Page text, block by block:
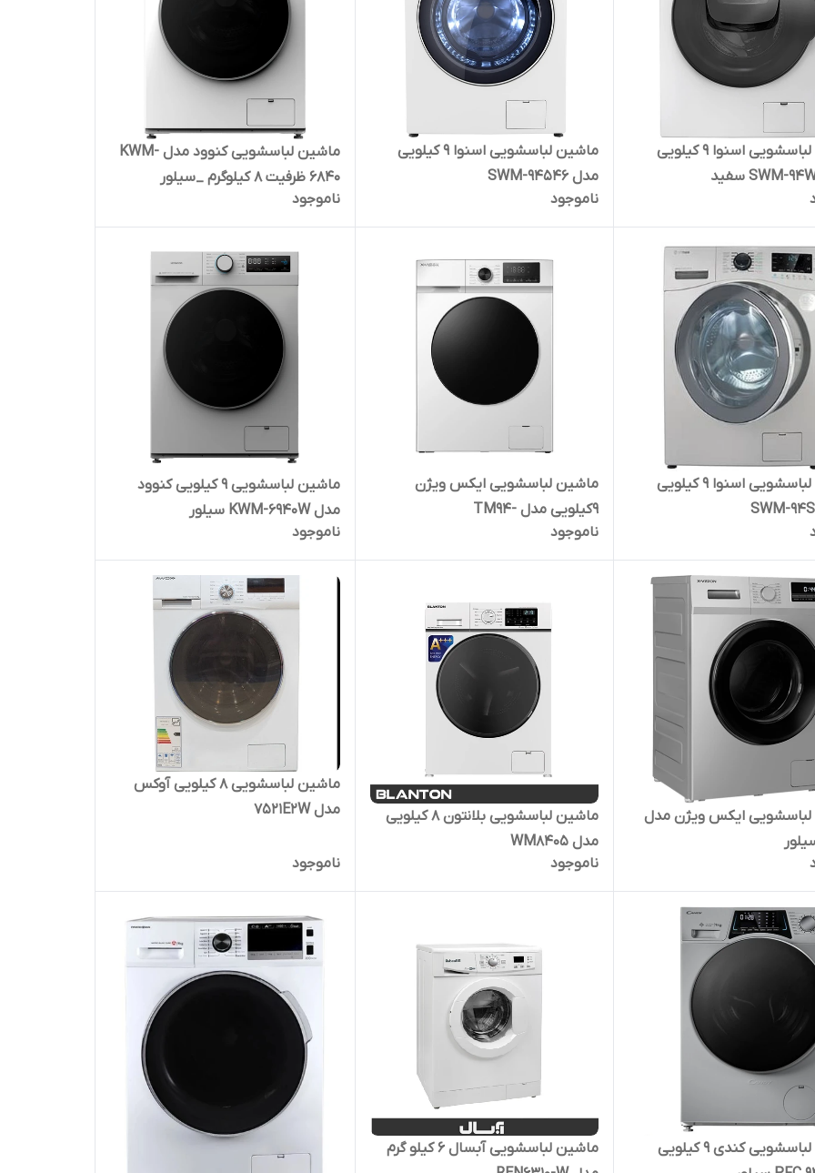
ماشین لباسشویی اسنوا 9 کیلویی
ماشین لباسشویی اسنوا 9 کیلویی
مدل SWM-94546
ناموجود
ماشین لباسشویی کنوود مدل KWM-
6840 ظرفیت 8 کیلوگرم _سیلور
ناموجود
ماشین لباسشویی اسنوا 9 کیلویی
ماشین لباسشویی ایکس ویژن
9کیلویی مدل TM94-
AWBL/ASBLسفید
ناموجود
ماشین لباسشویی ۹ کیلویی کنوود
مدل KWM-۶۹۴۰W سیلور
ناموجود
ایکس ویژن مدل
ماشین لباسشویی بلانتون ۸ کیلویی
مدل WM8405
ناموجود
ماشین لباسشویی 8 کیلویی آوکس
مدل 7521E2W
ناموجود
ماشین لباسشویی کندی 9 کیلویی
ماشین لباسشویی آبسال 6 کیلو گرم